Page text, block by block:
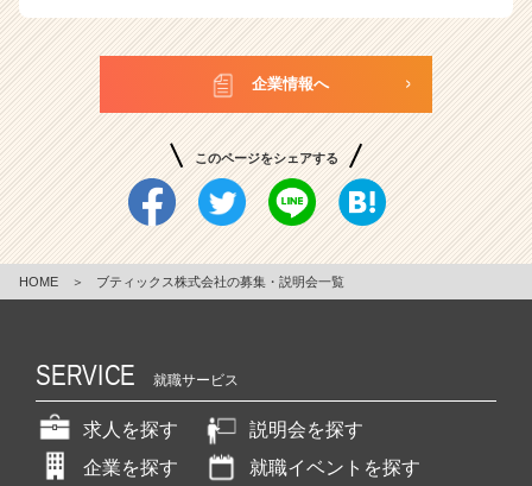
企業情報へ
このページをシェアする
HOME ＞ ブティックス株式会社の募集・説明会一覧
SERVICE 就職サービス
求人を探す
説明会を探す
企業を探す
就職イベントを探す